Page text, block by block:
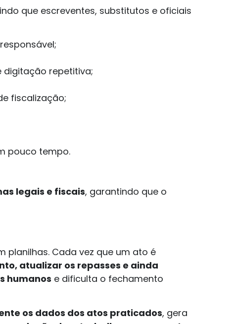
que escreventes, substitutos e oficiais
digitação repetitiva;
fiscalização;
pouco tempo.
legais e fiscais, garantindo que o
planilhas. Cada vez que um ato é
atualizar os repasses e ainda
humanos e dificulta o fechamento
os dados dos atos praticados, gera